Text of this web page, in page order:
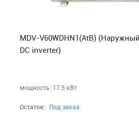
MDV-V60WDHN1(AtB)
DC inverter)
мощность: 17.5 кВт
Остаток: Под заказ